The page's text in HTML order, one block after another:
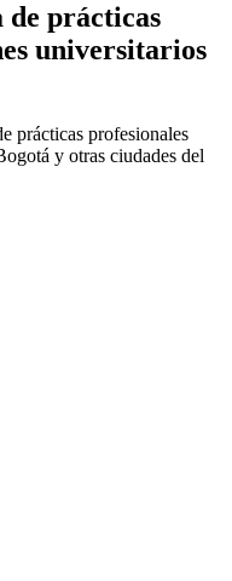
prácticas
universitarios
prácticas profesionales
y otras ciudades del